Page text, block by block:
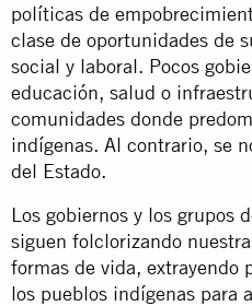
políticas de
clase de oportunidades de
social y laboral. Pocos
educación, salud o
comunidades donde
indígenas. Al contrario, se
del Estado.
Los gobiernos y los grupos
siguen folclorizando
formas de vida, extrayendo
los pueblos indígenas para